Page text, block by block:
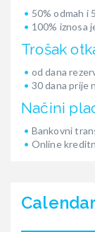
50% odmah i
100% iznosa
Trošak
od dana
30 dana prije
Načini
Bankovni
Online
Calendar